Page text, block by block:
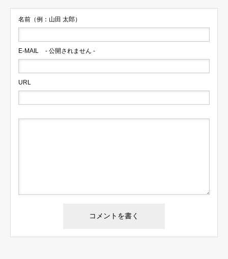
名前（例：山田 太郎）
E-MAIL - 公開されません -
URL